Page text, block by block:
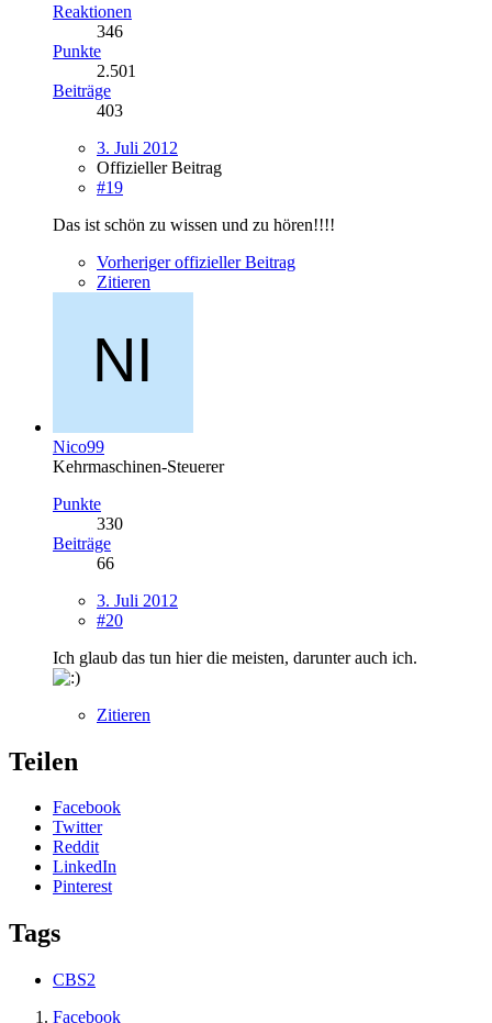
Reaktionen
346
Punkte
2.501
Beiträge
403
3. Juli 2012
Offizieller Beitrag
#19
Das ist schön zu wissen und zu hören!!!!
Vorheriger offizieller Beitrag
Zitieren
Nico99
Kehrmaschinen-Steuerer
Punkte
330
Beiträge
66
3. Juli 2012
#20
Ich glaub das tun hier die meisten, darunter auch ich.
Zitieren
Teilen
Facebook
Twitter
Reddit
LinkedIn
Pinterest
Tags
CBS2
Facebook